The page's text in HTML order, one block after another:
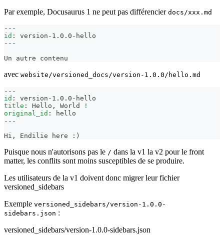
Par exemple, Docusaurus 1 ne peut pas différencier docs/xxx.md
---
id : version - 1.0.0 - hello
---
Un autre contenu
avec website/versioned_docs/version-1.0.0/hello.md
---
id : version - 1.0.0 - hello
title : Hello , World
!
original_id :
hello
---
Hi, Endilie here :)
Puisque nous n'autorisons pas le / dans la v1 la v2 pour le front
matter, les conflits sont moins susceptibles de se produire.
Les utilisateurs de la v1 doivent donc migrer leur fichier
versioned_sidebars
Exemple versioned_sidebars/version-1.0.0-
sidebars.json :
versioned_sidebars/version-1.0.0-sidebars.json